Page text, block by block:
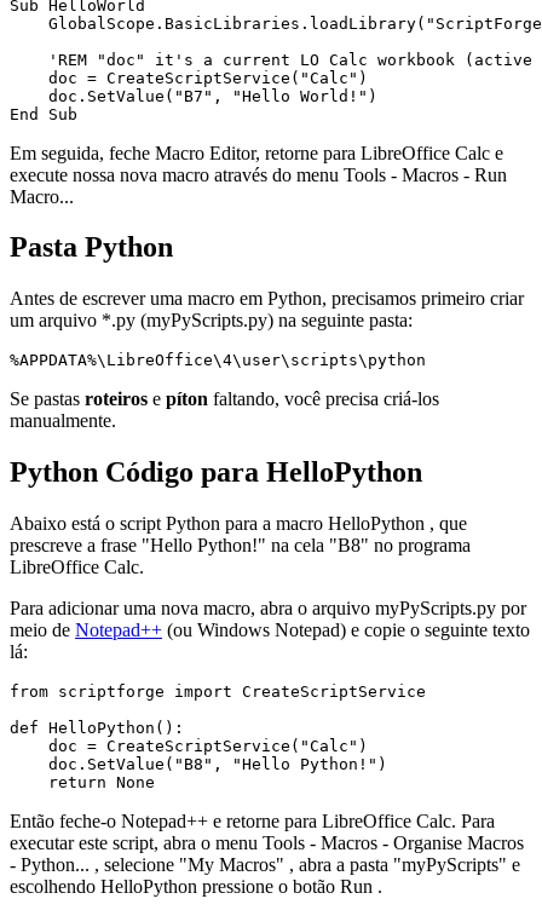
Sub HelloWorld
'REM "doc" it's a current LO Calc workbook (active
    doc = CreateScriptService("Calc")
    doc.SetValue("B7", "Hello World!")
Em seguida, feche Macro Editor, retorne para LibreOffice Calc e
execute nossa nova macro através do menu Tools - Macros - Run
Macro...
Pasta Python
Antes de escrever uma macro em Python, precisamos primeiro criar
um arquivo *.py (myPyScripts.py) na seguinte pasta:
Se pastas roteiros e píton faltando, você precisa criá-los
manualmente.
Python Código para HelloPython
Abaixo está o script Python para a macro HelloPython , que
prescreve a frase "Hello Python!" na cela "B8" no programa
LibreOffice Calc.
Para adicionar uma nova macro, abra o arquivo myPyScripts.py por
meio de Notepad++ (ou Windows Notepad) e copie o seguinte texto
lá:
from scriptforge import CreateScriptService
def HelloPython():
    doc = CreateScriptService("Calc")
    doc.SetValue("B8", "Hello Python!")
Então feche-o Notepad++ e retorne para LibreOffice Calc. Para
executar este script, abra o menu Tools - Macros - Organise Macros
- Python... , selecione "My Macros" , abra a pasta "myPyScripts" e
escolhendo HelloPython pressione o botão Run .